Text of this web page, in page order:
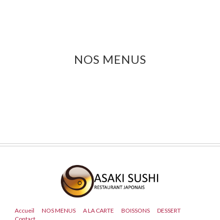
NOS MENUS
Accueil NOS MENUS A LA CARTE BOISSONS
DESSERT